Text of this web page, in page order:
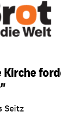
Kirche
Seitz